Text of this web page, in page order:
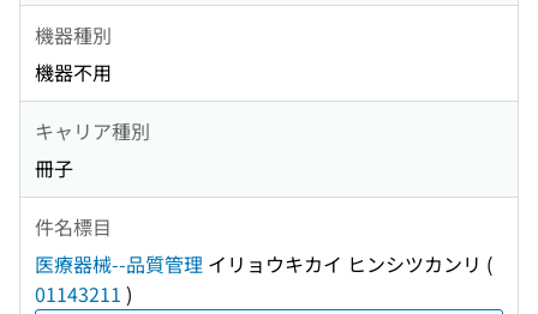
機器種別
機器不用
キャリア種別
冊子
件名標目
医療器械--品質管理 イリョウキカイ ヒンシツカンリ (
01143211 )